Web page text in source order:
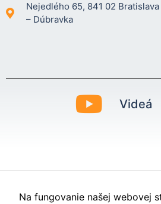
Nejedlého 65, 841 02 Bratislava
– Dúbravka
Videá
Na fungovanie našej webovej